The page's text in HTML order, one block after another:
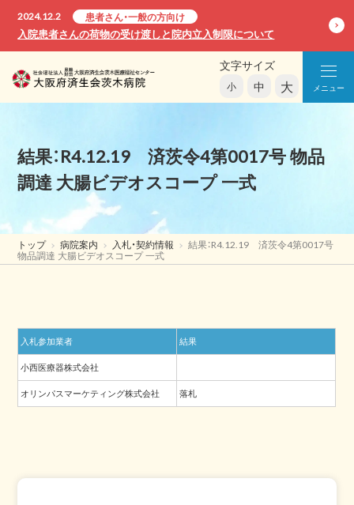
2024.12.2 患者さん・一般の方向け
入院患者さんの荷物の受け渡しと院内立入制限について
文字サイズ
小 中 大 メニュー
結果：R4.12.19 済茨令4第0017号 物品
調達 大腸ビデオスコープ 一式
トップ 病院案内 入札・契約情報 結果：R4.12.19 済茨令4第0017号
物品調達 大腸ビデオスコープ 一式
入札参加業者 結果
小西医療器株式会社
オリンパスマーケティング株式会社 落札